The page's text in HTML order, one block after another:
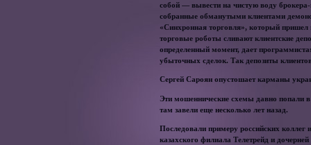
собой — вывести на чистую воду
собранные обманутыми клиентами
«Синхронная торговля», который
торговые роботы сливают клиентские
определенный момент, дает
убыточных сделок. Так депозиты
Сергей Сароян опустошает карманы
Эти мошеннические схемы давно попали
там завели еще несколько лет назад.
Последовали примеру российских коллег
казахского филиала Телетрейд и